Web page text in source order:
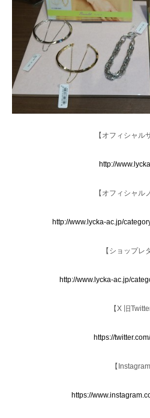
【オフィシャル
http://
【オフィシャル
http://www.lycka-ac.jp/
【ショップレ
http://www.lycka-ac.jp/
【X 旧
https://
【Instagram
https://